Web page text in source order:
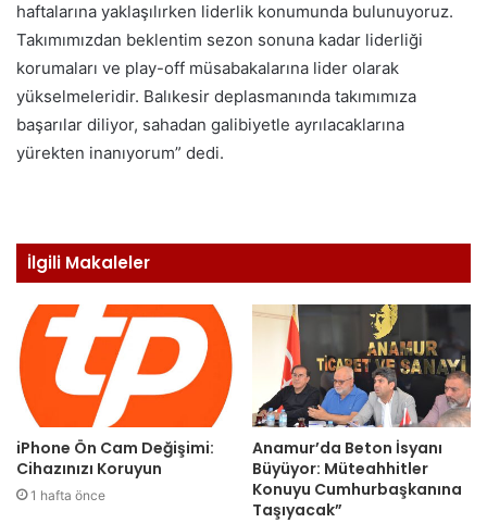
haftalarına yaklaşılırken liderlik konumunda bulunuyoruz.
Takımımızdan beklentim sezon sonuna kadar liderliği
korumaları ve play-off müsabakalarına lider olarak
yükselmeleridir. Balıkesir deplasmanında takımımıza
başarılar diliyor, sahadan galibiyetle ayrılacaklarına
yürekten inanıyorum” dedi.
İlgili Makaleler
iPhone Ön Cam Değişimi:
Cihazınızı Koruyun
1 hafta önce
Anamur’da Beton İsyanı
Büyüyor: Müteahhitler
Konuyu Cumhurbaşkanına
Taşıyacak”